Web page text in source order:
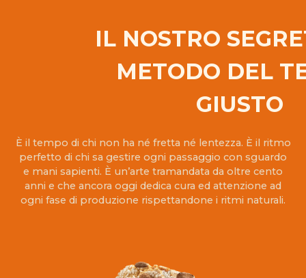
IL NOSTRO
METODO DEL
GIUSTO
È il tempo di chi non ha né fretta né lentezza. È il ritmo
perfetto di chi sa gestire ogni passaggio con sguardo
e mani sapienti. È un’arte tramandata da oltre cento
anni e che ancora oggi dedica cura ed attenzione ad
ogni fase di produzione rispettandone i ritmi naturali.